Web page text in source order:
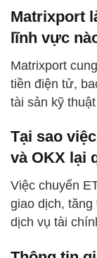
Matrixport
lĩnh vực
Matrixport
tiền điện tử,
tài sản kỹ
Tại sao
và OKX lại
Việc chuyển
giao dịch,
dịch vụ tài